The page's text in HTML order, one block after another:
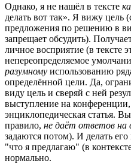
Однако, я не нашёл в тексте
делать вот так». Я вижу цель
предложения по решению в
запрещает обсудить).
личное восприятие (в тексте
непереопределяемое
разумному использованию
определённой цели. Да,
виду цель и сверяй с ней
выступление на
энциклопедическая статья.
правило, не даёт ответов на
задаются потом). И делать
"что я предлагаю" (в
нормально.